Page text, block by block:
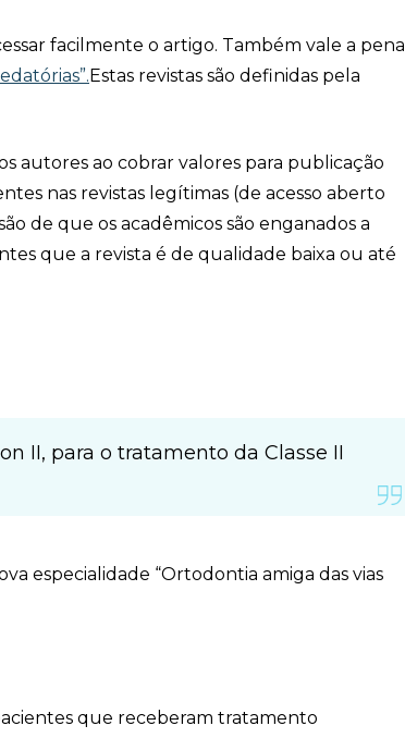
facilmente o artigo. Também vale a pena
Estas revistas são definidas pela
autores ao cobrar valores para publicação
nas revistas legítimas (de acesso aberto
de que os acadêmicos são enganados a
que a revista é de qualidade baixa ou até
II, para o tratamento da Classe II
especialidade “Ortodontia amiga das vias
que receberam tratamento